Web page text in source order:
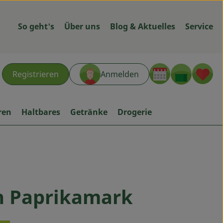
So geht's Über uns Blog & Aktuelles Service
Registrieren Anmelden
Haltbares Getränke Drogerie
Paprikamark